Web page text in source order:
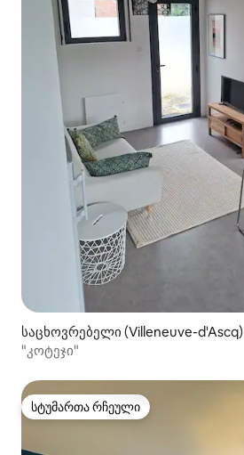
საცხოვრებელი (Villeneuve-d'Ascq)
"კოტეჯი"
სტუმართა რჩეული
სტუმართა რჩეული